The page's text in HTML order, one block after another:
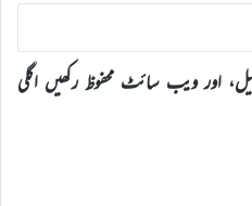
اور ویب سائٹ محفوظ رکھیں اگلی